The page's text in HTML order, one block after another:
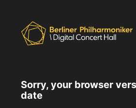
Sorry, your browser
date